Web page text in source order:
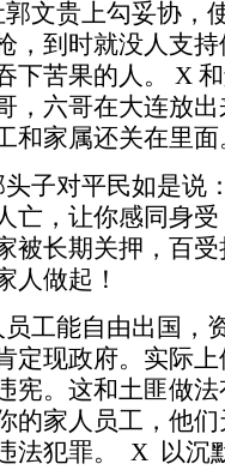
文贵上勾妥协，
，到时就没人支
下苦果的人。 X
，六哥在大连放
和家属还关在里面
子对平民如是说
亡，让你感同身
被长期关押，百
人做起！
工能自由出国，
定现政府。实际
宪。这和土匪做
的家人员工，他
法犯罪。 X 以沉